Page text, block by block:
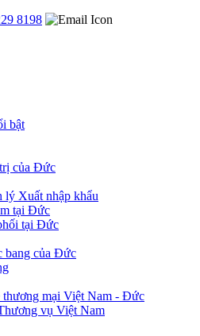
8198
bật
của Đức
lý Xuất nhập khẩu
tại Đức
tại Đức
bang của Đức
thương mại Việt Nam - Đức
vụ Việt Nam